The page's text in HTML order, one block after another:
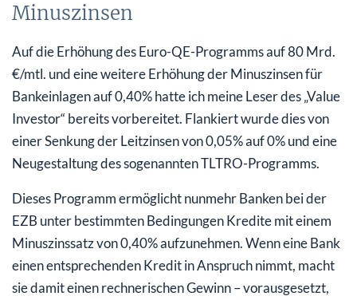
Minuszinsen
Auf die Erhöhung des Euro-QE-Programms auf 80 Mrd.
€/mtl. und eine weitere Erhöhung der Minuszinsen für
Bankeinlagen auf 0,40% hatte ich meine Leser des „Value
Investor“ bereits vorbereitet. Flankiert wurde dies von
einer Senkung der Leitzinsen von 0,05% auf 0% und eine
Neugestaltung des sogenannten TLTRO-Programms.
Dieses Programm ermöglicht nunmehr Banken bei der
EZB unter bestimmten Bedingungen Kredite mit einem
Minuszinssatz von 0,40% aufzunehmen. Wenn eine Bank
einen entsprechenden Kredit in Anspruch nimmt, macht
sie damit einen rechnerischen Gewinn – vorausgesetzt,